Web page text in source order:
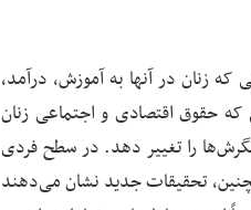
زنان در آنها به آموزش، درآمد،
حقوق اقتصادی و اجتماعی زنان
را تغییر دهد. در سطح فردی
تحقیقات جدید نشان می‌دهند